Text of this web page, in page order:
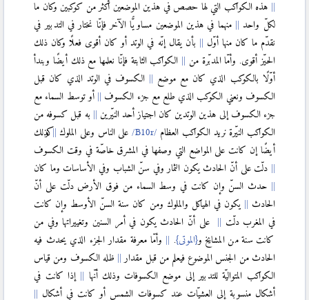
هذه الكواكب التي لها حصص في هذين الموضعين أكثر من كوكبين وكان ما
لكلّ واحد
منهما في هذين الموضعين مساويًّا الآخر فإنّا نختار في التدبير في
نقدّم ما كان منها أوّل
بأن يقال إنّه في الوتد أو كان أقوى فعلًا وكان ذلك
الحيّز أقوى. وأمّا المدبّرة من
الكواكب الثابتة فإنّا نعلمها مع ذلك أيضًا وبندأ
أوّلًا بالكوكب الذي كان مع موضع
الكسوف في الوتد الذي كان قبل
الكسوف ونعني الكوكب الذي طلع مع جزء الكسوف
أو توسط السماء مع
جزء الكسوف إلى هذين الوتدين كان اجتياز أحد النيّرين
به قبل كسوفه من
الكواكب النيّرة نريد الكواكب العظام
على الناس وعلى الملوك
وكذلك
أيضًا إن كانت على المواضع التي وصفها في المشرق خاصّة في وقت الكسوف
دلّت على أنّ الحادث يكون الثمار وفي سنّ الشباب وفي الأساسات وما كان
حدث السنّ وإن كانت في وسط السماء من فوق الأرض دلّت على أنّ
الحادث
يكون في الهياكل والملوك ومن كان سنة السنّ الأوسط وإن كانت
في المغرب دلّت
على أنّ الحادث يكون في أمر السنين وتغييراتها وفي من
كانت سنة من المشايخ و{الموتى}.
وأمّا معرفة مقدار الجزء الذي يحدث فيه
الحادث من الجنس الموضوع فيعلم من قبل مقدار
ظله الكسوف ومن قياس
الكواكب المتواليّة للتدبير إلى موضع الكسوفات وذلك أنّها
إذا كانت في
أشكال منسوبة إلى العشيّات عند كسوفات الشمس أو كانت في أشكال